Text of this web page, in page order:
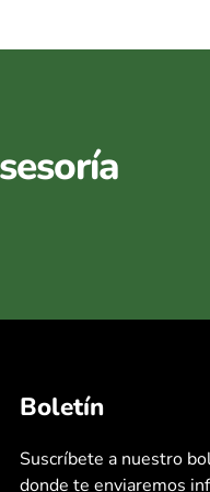
Boletín
Suscríbete a nuestro
donde te enviaremos